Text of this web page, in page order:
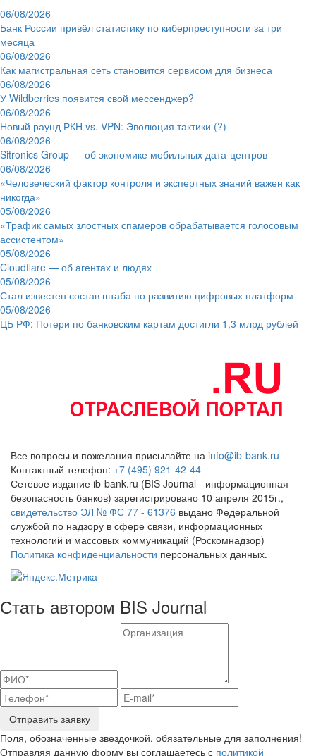
06/08/2026
Банк России привёл статистику по киберпреступности за три
месяца
06/08/2026
Как магистральная сеть становится сервисом для бизнеса
06/08/2026
У Wildberries появится свой мессенджер?
06/08/2026
Новый раунд РКН vs. VPN: Эволюция тактики (?)
06/08/2026
Sitronics Group — об экономике мобильных дата-центров
06/08/2026
«Человеческий фактор контроля и экспертных знаний важен как
никогда»
05/08/2026
«Трафик самых злостных спамеров обрабатывается голосовым
ассистентом»
05/08/2026
Cloudflare — об агентах и людях
05/08/2026
Стал известен состав штаба по развитию цифровых платформ
05/08/2026
ЦБ РФ: Потери по банковским картам достигли 1,3 млрд рублей
Все вопросы и пожелания присылайте на info@ib-bank.ru
Контактный телефон: +7 (495) 921-42-44
Сетевое издание ib-bank.ru (BIS Journal - информационная
безопасность банков) зарегистрировано 10 апреля 2015г.,
свидетельство ЭЛ № ФС 77 - 61376 выдано Федеральной
службой по надзору в сфере связи, информационных
технологий и массовых коммуникаций (Роскомнадзор)
Политика конфиденциальности персональных данных.
Стать автором BIS Journal
Отправить заявку
Поля, обозначенные звездочкой, обязательные для заполнения!
Отправляя данную форму вы соглашаетесь с политикой